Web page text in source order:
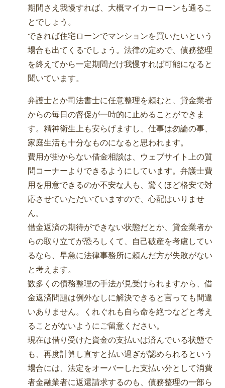
期間さえ我慢すれば、大概マイカーローンも通るこ
とでしょう。
できれば住宅ローンでマンションを買いたいという
場合も出てくるでしょう。法律の定めで、債務整理
を終えてから一定期間だけ我慢すれば可能になると
聞いています。
弁護士とか司法書士に任意整理を頼むと、貸金業者
からの毎日の督促が一時的に止めることができま
す。精神衛生上も安らげますし、仕事は勿論の事、
家庭生活も十分なものになると思われます。
費用が掛からない借金相談は、ウェブサイト上の質
問コーナーよりできるようにしています。弁護士費
用を用意できるのか不安な人も、驚くほど格安で対
応させていただいていますので、心配はいりませ
ん。
借金返済の期待ができない状態だとか、貸金業者か
らの取り立てが恐ろしくて、自己破産を考慮してい
るなら、早急に法律事務所に頼んだ方が失敗がない
と考えます。
数多くの債務整理の手法が見受けられますから、借
金返済問題は例外なしに解決できると言っても間違
いありません。くれぐれも自ら命を絶つなどと考え
ることがないようにご留意ください。
現在は借り受けた資金の支払いは済んでいる状態で
も、再度計算し直すと払い過ぎが認められるという
場合には、法定をオーバーした支払い分として消費
者金融業者に返還請求するのも、債務整理の一部ら